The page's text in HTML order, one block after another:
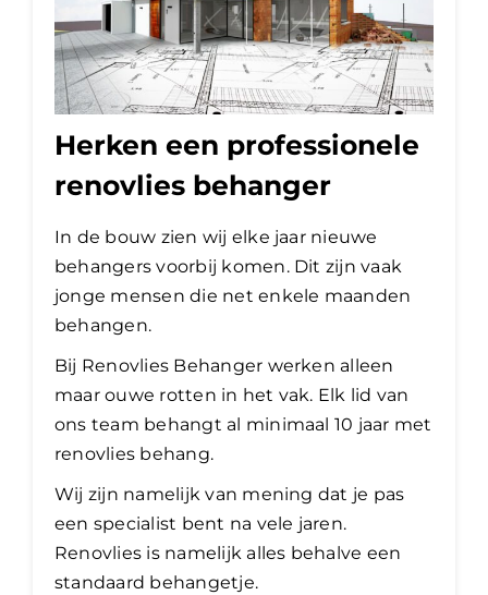
Herken een professionele
renovlies behanger
In de bouw zien wij elke jaar nieuwe
behangers voorbij komen. Dit zijn vaak
jonge mensen die net enkele maanden
behangen.
Bij Renovlies Behanger werken alleen
maar ouwe rotten in het vak. Elk lid van
ons team behangt al minimaal 10 jaar met
renovlies behang.
Wij zijn namelijk van mening dat je pas
een specialist bent na vele jaren.
Renovlies is namelijk alles behalve een
standaard behangetje.